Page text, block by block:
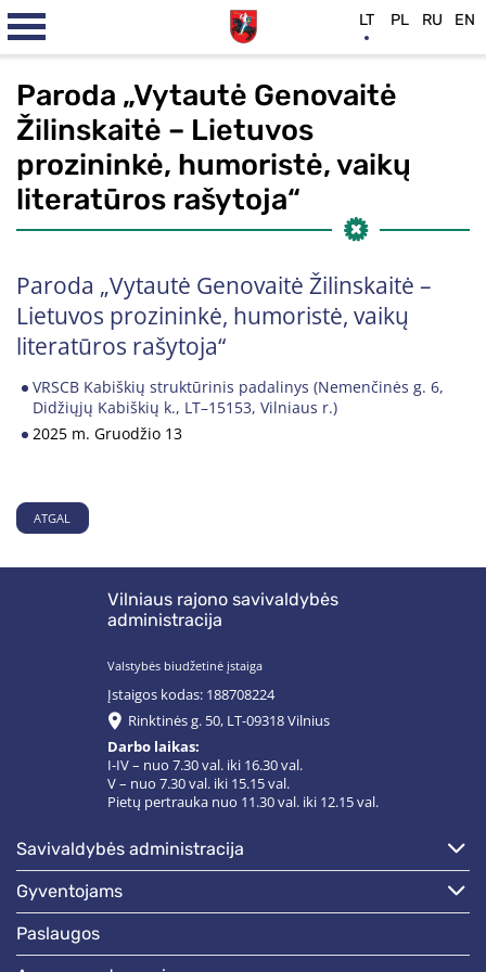
Paroda „Vytautė Genovaitė
Žilinskaitė – Lietuvos
prozininkė, humoristė, vaikų
literatūros rašytoja“
Paroda „Vytautė Genovaitė Žilinskaitė –
Lietuvos prozininkė, humoristė, vaikų
literatūros rašytoja“
VRSCB Kabiškių struktūrinis padalinys (Nemenčinės g. 6,
Didžiųjų Kabiškių k., LT–15153, Vilniaus r.)
2025 m. Gruodžio 13
ATGAL
Vilniaus rajono savivaldybės
administracija
Valstybės biudžetinė įstaiga
Įstaigos kodas: 188708224
Rinktinės g. 50, LT-09318 Vilnius
Darbo laikas:
I-IV – nuo 7.30 val. iki 16.30 val.
V – nuo 7.30 val. iki 15.15 val.
Pietų pertrauka nuo 11.30 val. iki 12.15 val.
savivaldybės administracija
gyventojams
paslaugos
LT PL RU EN